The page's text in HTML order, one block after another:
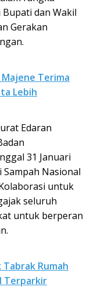
dan Wakil
Gerakan
Terima
Lebih
Edaran
31 Januari
Nasional
untuk
seluruh
untuk berperan
Rumah
Terparkir